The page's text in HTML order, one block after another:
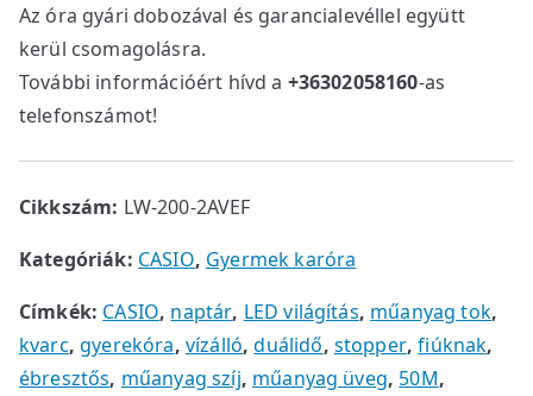
Az óra gyári dobozával és garancialevéllel együtt
kerül csomagolásra.
További információért hívd a +36302058160-as
telefonszámot!
Cikkszám: LW-200-2AVEF
Kategóriák: CASIO, Gyermek karóra
Címkék: CASIO, naptár, LED világítás, műanyag tok,
kvarc,gyerekóra, vízálló,duálidő, stopper,fiúknak,
ébresztős, műanyag szíj, műanyag üveg, 50M,